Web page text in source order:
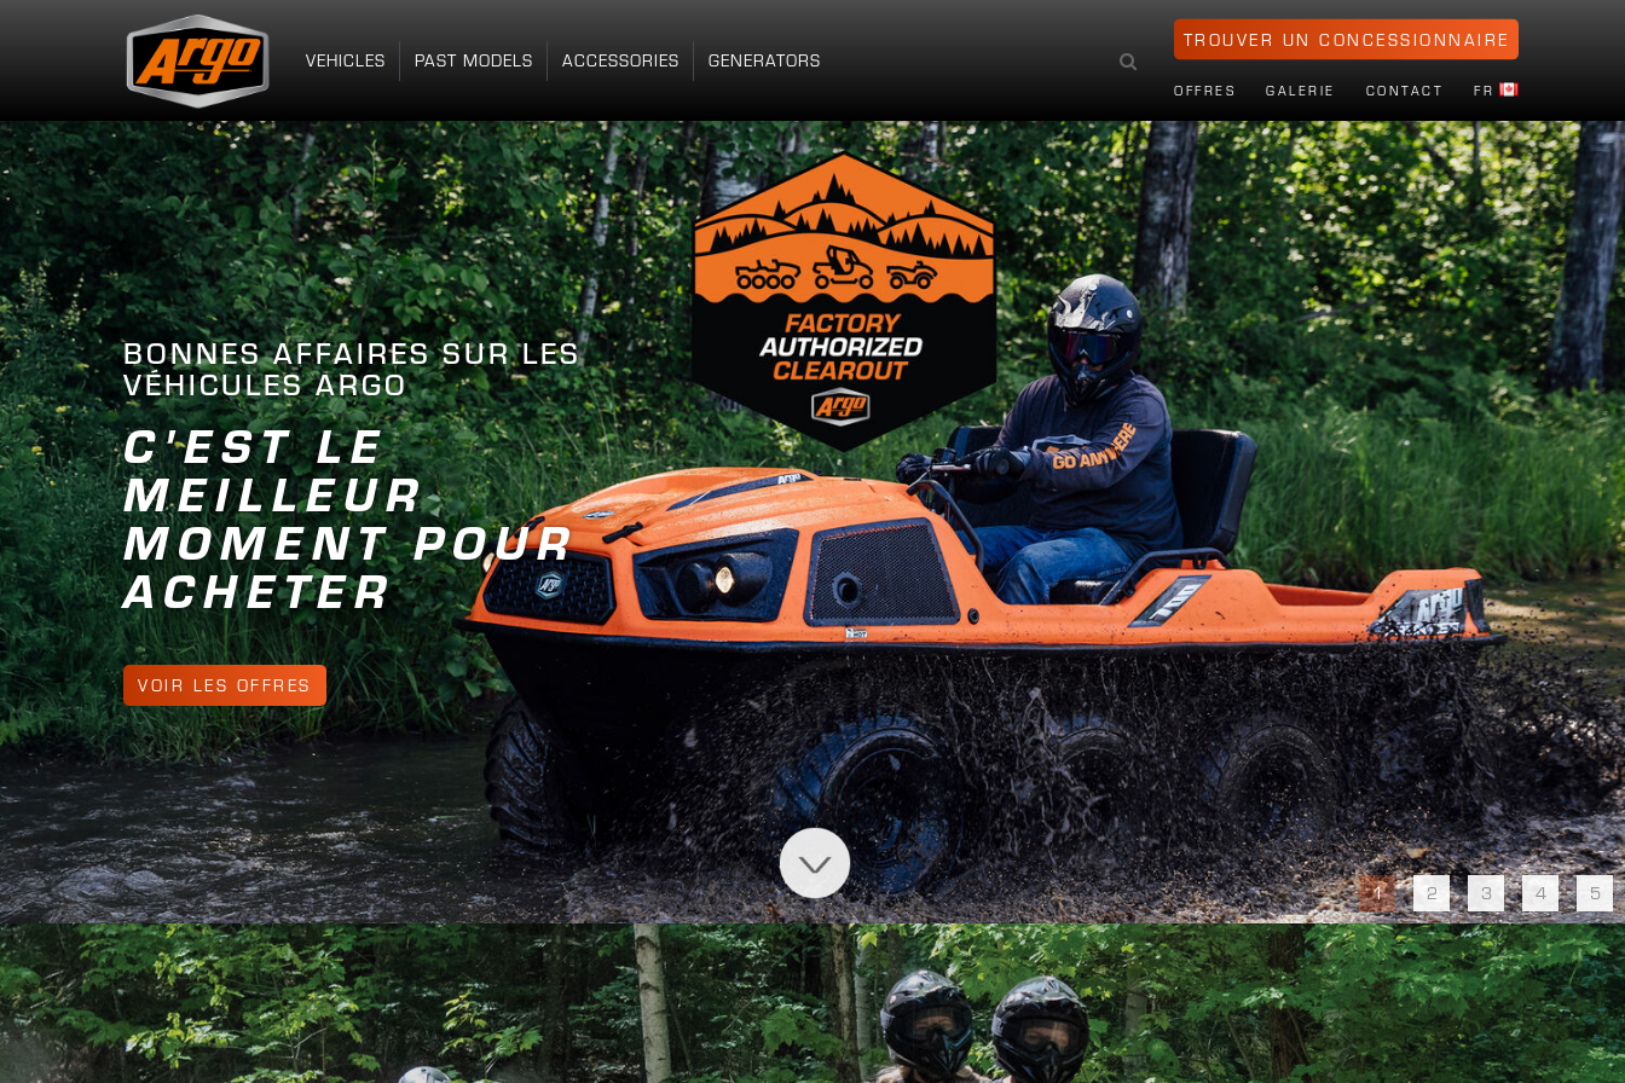
VEHICLES PAST MODELS ACCESSORIES GENERATORS
TROUVER UN CONCESSIONNAIRE
OFFRES GALERIE CONTACT FR
LA GAMME MY26 EST ICI
TROUVEZ VOTRE
N'IMPORTE OÙ
APPRENDRE ENCORE PLUS
1 2 3 4 5